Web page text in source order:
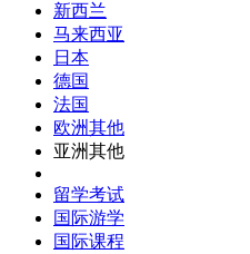
新西兰
马来西亚
日本
德国
法国
欧洲其他
亚洲其他
留学考试
国际游学
国际课程